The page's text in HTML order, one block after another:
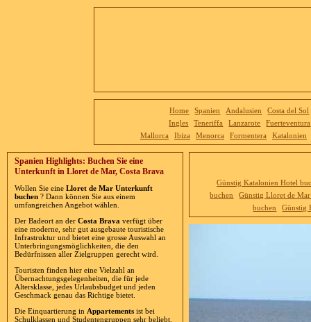
Home Spanien Andalusien
Costa del Sol
Ingles
Teneriffa Lanzarote
Fuerteventura
Mallorca
Ibiza Menorca Formentera Katalonien
Spanien Highlights: Buchen Sie eine
Unterkunft in Lloret de Mar, Costa Brava
Wollen Sie eine Lloret de Mar Unterkunft
buchen ? Dann können Sie aus einem
umfangreichen Angebot wählen.
Der Badeort an der Costa Brava verfügt über
eine moderne, sehr gut ausgebaute touristische
Infrastruktur und bietet eine grosse Auswahl an
Unterbringungsmöglichkeiten, die den
Bedürfnissen aller Zielgruppen gerecht wird.
Touristen finden hier eine Vielzahl an
Übernachtungsgelegenheiten, die für jede
Altersklasse, jedes Urlaubsbudget und jeden
Geschmack genau das Richtige bietet.
Die Einquartierung in Appartements ist bei
Schulklassen und Studentengruppen sehr beliebt.
Günstig Katalonien Hotel
buchen
Günstig Lloret de
buchen
Günstig